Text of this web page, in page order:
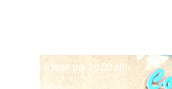
öffnet um 10:00 Uhr